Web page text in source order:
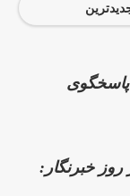
پاسخگوی
خبرنگار: